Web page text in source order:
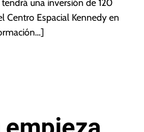
una inversión de 120
Centro Espacial Kennedy en